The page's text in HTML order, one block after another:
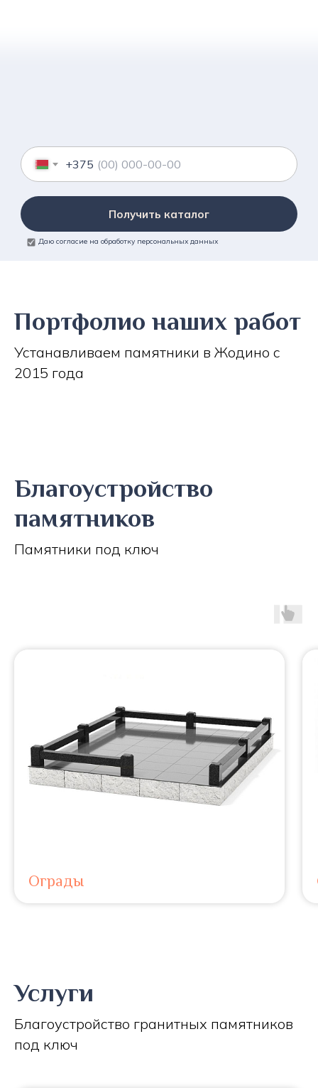
+375
Получить каталог
Даю согласие на обработку персональных данных
Портфолио наших работ
Устанавливаем памятники в Жодино с
2015 года
Благоустройство
памятников
Памятники под ключ
Ограды
Услуги
Благоустройство гранитных памятников
под ключ